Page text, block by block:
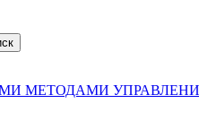
МЕТОДАМИ